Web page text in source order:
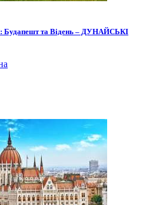
Будапешт та Відень – ДУНАЙСЬКІ